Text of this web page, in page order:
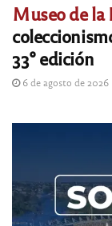
Museo de
33° edición
6 de agosto de 2026